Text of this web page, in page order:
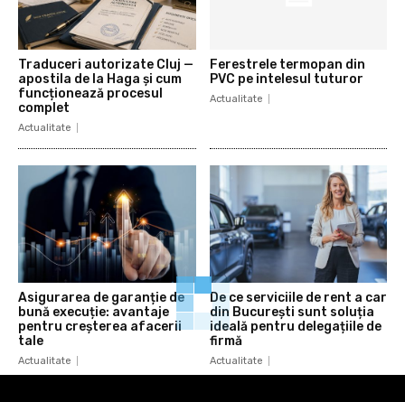
Traduceri autorizate Cluj —
apostila de la Haga și cum
funcționează procesul
complet
Actualitate
Ferestrele termopan din
PVC pe intelesul tuturor
Actualitate
Asigurarea de garanție de
bună execuție: avantaje
pentru creșterea afacerii
tale
Actualitate
De ce serviciile de rent a car
din București sunt soluția
ideală pentru delegațiile de
firmă
Actualitate